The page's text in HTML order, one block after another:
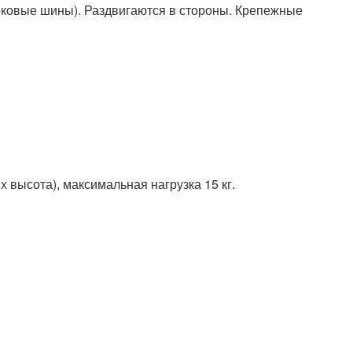
шины). Раздвигаются в стороны. Крепежные
максимальная нагрузка 15 кг.